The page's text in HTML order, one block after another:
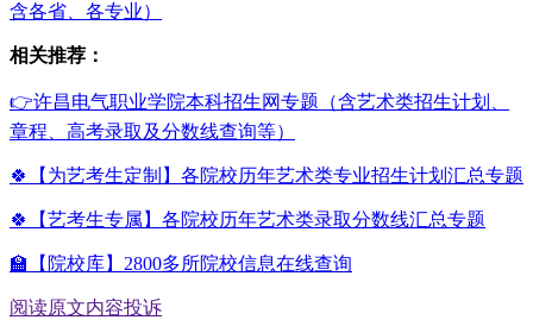
含各省、各专业）
相关推荐：
👉许昌电气职业学院本科招生网专题（含艺术类招生计划、
章程、高考录取及分数线查询等）
🍀【为艺考生定制】各院校历年艺术类专业招生计划汇总专题
🍀【艺考生专属】各院校历年艺术类录取分数线汇总专题
🏫【院校库】2800多所院校信息在线查询
阅读原文内容投诉